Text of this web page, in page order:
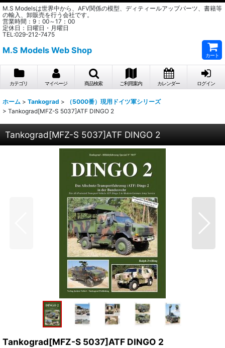
M.S Modelsは世界中から、AFV関係の模型、ディティールアップパーツ、書籍等
の輸入、卸販売を行う会社です。
営業時間：9：00～17：00
定休日：日曜日・月曜日
TEL:029-212-7475
M.S Models Web Shop
カート
カテゴリ マイページ 商品検索 ご利用案内 カレンダー ログイン
ホーム > Tankograd >
（5000番）現用ドイツ軍シリーズ
> Tankograd[MFZ-S 5037]ATF DINGO 2
Tankograd[MFZ-S 5037]ATF DINGO 2
Tankograd[MFZ-S 5037]ATF DINGO 2